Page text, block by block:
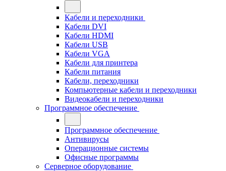
Кабели и переходники
Кабели DVI
Кабели HDMI
Кабели USB
Кабели VGA
Кабели для принтера
Кабели питания
Кабели, переходники
Компьютерные кабели и переходники
Видеокабели и переходники
Программное обеспечение
Программное обеспечение
Антивирусы
Операционные системы
Офисные программы
Серверное оборудование